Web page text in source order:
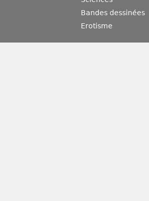
Bandes dessinées
Erotisme